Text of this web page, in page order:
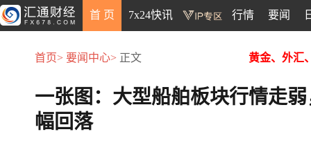
首 页 7x24快讯 行情 要闻
首页> 要闻中心> 正文 黄金、外汇
一张图：大型船舶板块行情走
幅回落